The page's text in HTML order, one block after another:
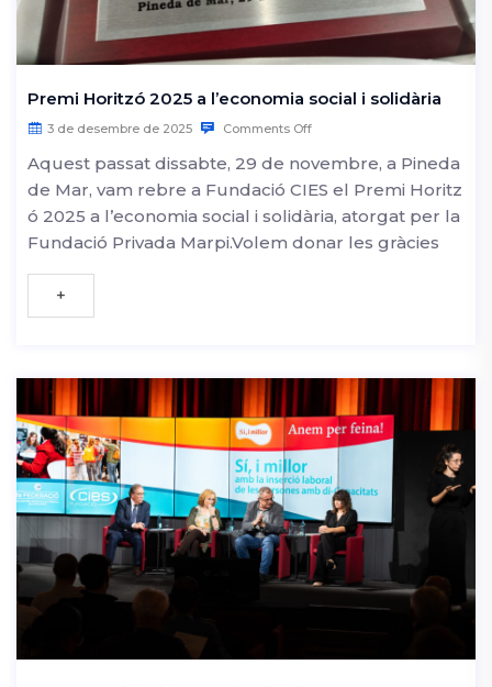
Premi Horitzó 2025 a l’economia social i solidària
3 de desembre de 2025 Comments Off
Aquest passat dissabte, 29 de novembre, a Pineda
de Mar, vam rebre a Fundació CIES el Premi Horitz
ó 2025 a l’economia social i solidària, atorgat per la
Fundació Privada Marpi.Volem donar les gràcies
+